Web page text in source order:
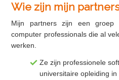
Wie zijn mijn
Mijn partners zijn een groep
computer professionals die al
werken.
Ze zijn professionele
universitaire opleiding